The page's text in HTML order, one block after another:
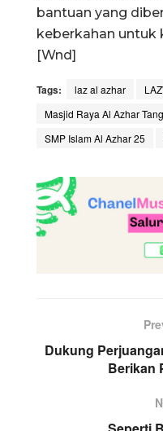
bantuan yang
keberkahan untuk
[Wnd]
Tags: laz al azhar
Masjid Raya Al Azhar
SMP Islam Al Azhar 25
Dukung
Berikan